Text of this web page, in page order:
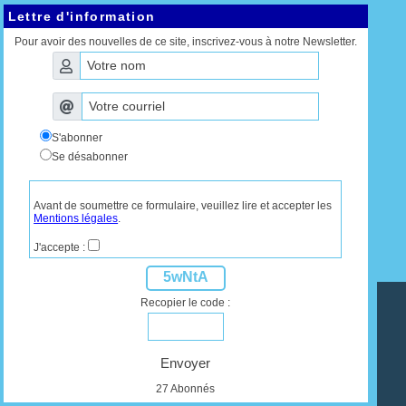
Lettre d'information
Pour avoir des nouvelles de ce site, inscrivez-vous à notre Newsletter.
S'abonner
Se désabonner
Avant de soumettre ce formulaire, veuillez lire et accepter les
Mentions légales.
J'accepte :
5wNtA
Recopier le code :
Envoyer
27 Abonnés